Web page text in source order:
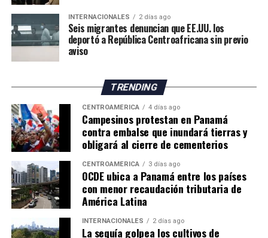
INTERNACIONALES 2 días ago
Seis migrantes denuncian que EE.UU. los
deportó a República Centroafricana sin previo
aviso
TRENDING
CENTROAMÉRICA 4 días ago
Campesinos protestan en Panamá
contra embalse que inundará tierras y
obligará al cierre de cementerios
CENTROAMÉRICA 3 días ago
OCDE ubica a Panamá entre los países
con menor recaudación tributaria de
América Latina
INTERNACIONALES 2 días ago
La sequía golpea los cultivos de